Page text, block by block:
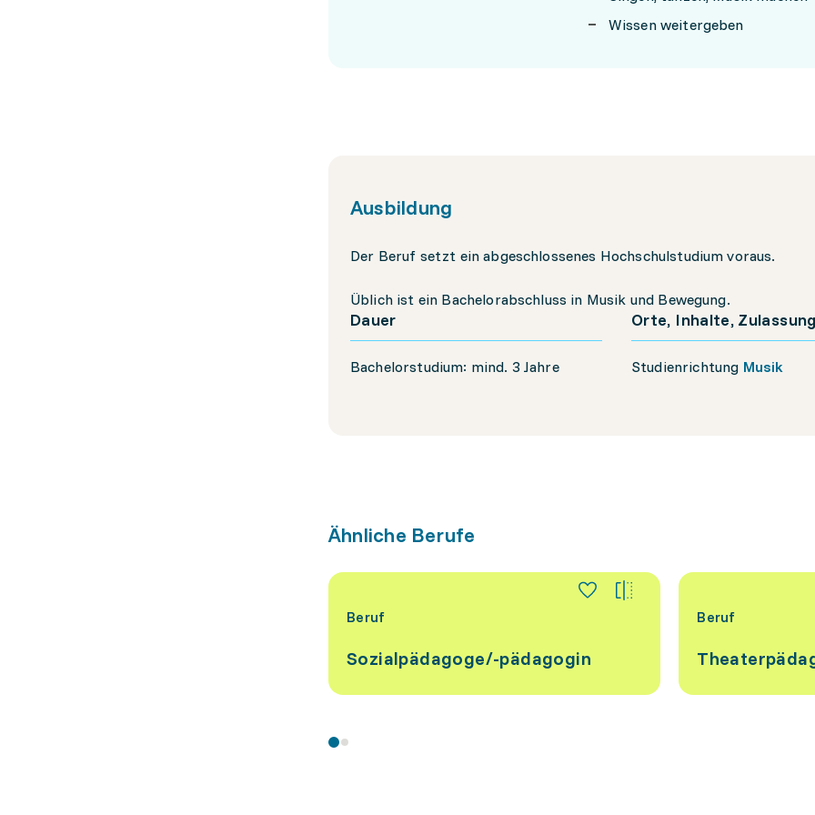
Wissen weitergeben
Ausbildung
Der Beruf setzt ein abgeschlossenes Hochschulstudium voraus.
Üblich ist ein Bachelorabschluss in Musik und Bewegung.
Dauer
Bachelorstudium: mind. 3 Jahre
Orte, Inhalte,
Studienrichtung Musik
Ähnliche Berufe
Beruf
Sozialpädagoge/-pädagogin
Beruf